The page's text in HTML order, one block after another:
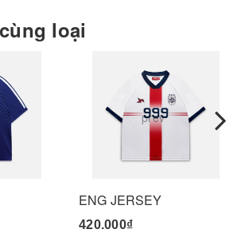
loại
ENG JERSEY
420.000₫
prev